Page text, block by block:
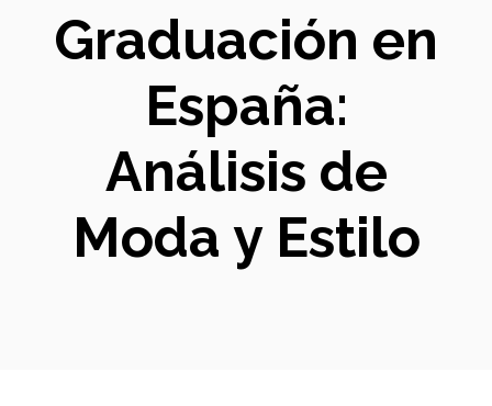
Graduación en
España:
Análisis de
Moda y Estilo